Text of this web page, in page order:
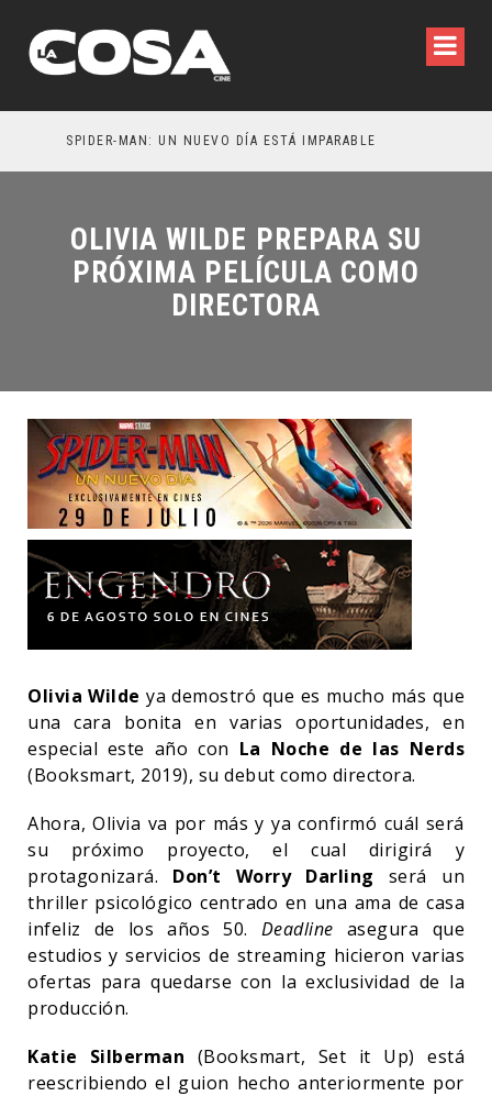
SPIDER-MAN: UN NUEVO DÍA ESTÁ IMPARABLE
OLIVIA WILDE PREPARA SU
PRÓXIMA PELÍCULA COMO
DIRECTORA
Olivia Wilde ya demostró que es mucho más que
una cara bonita en varias oportunidades, en
especial este año con La Noche de las Nerds
(Booksmart, 2019), su debut como directora.
Ahora, Olivia va por más y ya confirmó cuál será
su próximo proyecto, el cual dirigirá y
protagonizará. Don’t Worry Darling será un
thriller psicológico centrado en una ama de casa
infeliz de los años 50. Deadline asegura que
estudios y servicios de streaming hicieron varias
ofertas para quedarse con la exclusividad de la
producción.
Katie Silberman (Booksmart, Set it Up) está
reescribiendo el guion hecho anteriormente por